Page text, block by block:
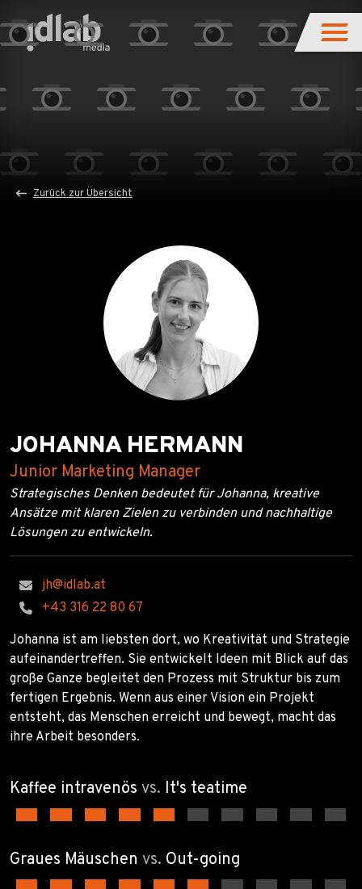
Zurück zur Übersicht
JOHANNA HERMANN
Junior Marketing Manager
Strategisches Denken bedeutet für Johanna, kreative
Ansätze mit klaren Zielen zu verbinden und nachhaltige
Lösungen zu entwickeln.
jh@idlab.at
+43 316 22 80 67
Johanna ist am liebsten dort, wo Kreativität und Strategie
aufeinandertreffen. Sie entwickelt Ideen mit Blick auf das
große Ganze begleitet den Prozess mit Struktur bis zum
fertigen Ergebnis. Wenn aus einer Vision ein Projekt
entsteht, das Menschen erreicht und bewegt, macht das
ihre Arbeit besonders.
Kaffee intravenös vs. It's teatime
Graues Mäuschen vs. Out-going